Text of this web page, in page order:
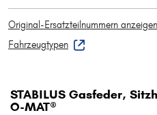
Original-Ersatzteilnummern anzeigen
Fahrzeugtypen
STABILUS Gasfeder,
O-MAT®